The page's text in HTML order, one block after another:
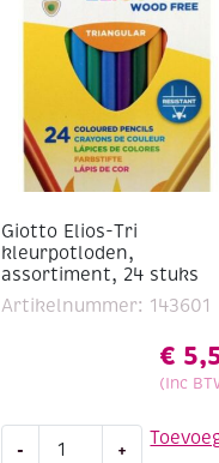
Giotto Elios-Tri
kleurpotloden,
assortiment, 24 stuks
Artikelnummer: 143601
€
(Inc
- +